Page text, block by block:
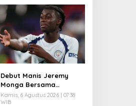
Debut Manis Jeremy
Monga Bersama
Manchester City
Kamis, 6 Agustus 2026 | 07:38
WIB